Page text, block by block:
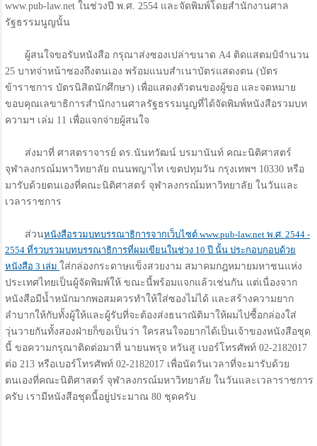
www.pub-law.net ในช่วงปี พ.ศ. 2554 และจัดพิมพ์โดยสำนักงานศาล
รัฐธรรมนูญนั้น
ผู้สนใจขอรับหนังสือ กรุณาส่งซองเปล่าขนาด A4 ติดแสตมป์จำนวน
25 บาทจ่าหน้าซองถึงตนเอง พร้อมแนบสำเนาบัตรแสดงตน (บัตร
ข้าราชการ บัตรนิสิตนักศึกษา) เพื่อแสดงตัวตนของผู้ขอ และจดหมาย
ขอบคุณเลขาธิการสำนักงานศาลรัฐธรรมนูญที่ได้จัดพิมพ์หนังสือรวมบท
ความฯ เล่ม 11 เพื่อแจกจ่ายผู้สนใจ
ส่งมาที่ ศาสตราจารย์ ดร.นันทวัฒน์ บรมานันท์ คณะนิติศาสตร์
จุฬาลงกรณ์มหาวิทยาลัย ถนนพญาไท เขตปทุมวัน กรุงเทพฯ 10330 หรือ
มารับด้วยตนเองที่คณะนิติศาสตร์ จุฬาลงกรณ์มหาวิทยาลัย ในวันและ
เวลาราชการ
ส่วนหนังสือรวมบทบรรณาธิการจากเว็บไซต์ www.pub-law.net พ.ศ. 2544 -
2554 ที่รวบรวมบทบรรณาธิการที่ผมเขียนในช่วง 10 ปี นั้น ประกอบกอบด้วย
หนังสือ 3 เล่ม ใส่กล่องกระดาษแข็งสวยงาม สมาคมกฎหมายมหาชนแห่ง
ประเทศไทยเป็นผู้จัดพิมพ์ให้ ขณะนี้พร้อมแจกแล้วเช่นกัน แต่เนื่องจาก
หนังสือมีน้ำหนักมากพอสมควรทำให้ใส่ซองไม่ได้ และสร้างความยาก
ลำบากให้กับทั้งผู้ให้และผู้รับที่จะต้องส่งธนาณัติมาให้ผมไปซื้อกล่องใส่
วุ่นวายกันทั้งสองฝ่ายก็ขอเป็นว่า ใครสนใจอยากได้เป็นเจ้าของหนังสือชุด
นี้ ขอความกรุณาติดต่อมาที่ นายนพรุจ หวันสู เบอร์โทรศัพท์ 02-2182017
ต่อ 213 หรือเบอร์โทรศัพท์ 02-2182017 เพื่อนัดวันเวลาที่จะมารับด้วย
ตนเองที่คณะนิติศาสตร์ จุฬาลงกรณ์มหาวิทยาลัย ในวันและเวลาราชการ
ครับ เรามีหนังสือชุดนี้อยู่ประมาณ 80 ชุดครับ